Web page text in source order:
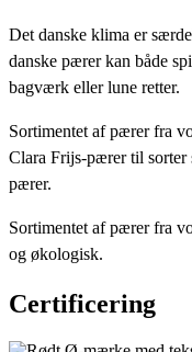
Det danske klima er
danske pærer kan både
bagværk eller lune retter.
Sortimentet af pærer fra
Clara Frijs-pærer til sorter
pærer.
Sortimentet af pærer fra
og økologisk.
Certificering